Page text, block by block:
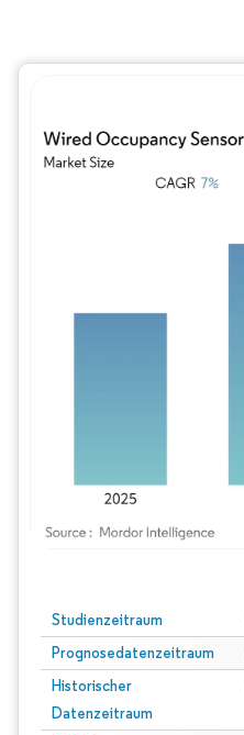
Studienzeitraum
Prognosedatenzeitraum
Historischer
Datenzeitraum